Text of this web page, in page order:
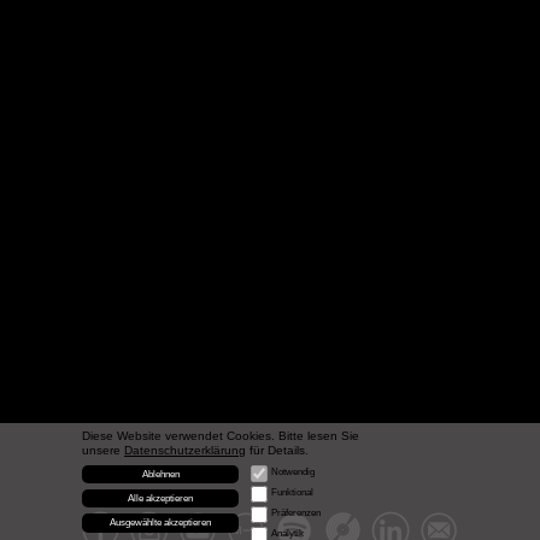
Diese Website verwendet Cookies. Bitte lesen Sie
unsere Datenschutzerklärung für Details.
Ablehnen
Alle akzeptieren
Ausgewählte akzeptieren
Notwendig
Funktional
Präferenzen
Analytik